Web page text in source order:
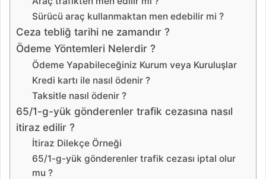
Sürücü araç kullanmaktan men edebilir mi ?
Ceza tebliğ tarihi ne zamandır ?
Ödeme Yöntemleri Nelerdir ?
Ödeme Yapabileceğiniz Kurum veya Kuruluşlar
Kredi kartı ile nasıl ödenir ?
Taksitle nasıl ödenir ?
65/1-g-yük gönderenler trafik cezasına nasıl
itiraz edilir ?
İtiraz Dilekçe Örneği
65/1-g-yük gönderenler trafik cezası iptal olur
mu ?